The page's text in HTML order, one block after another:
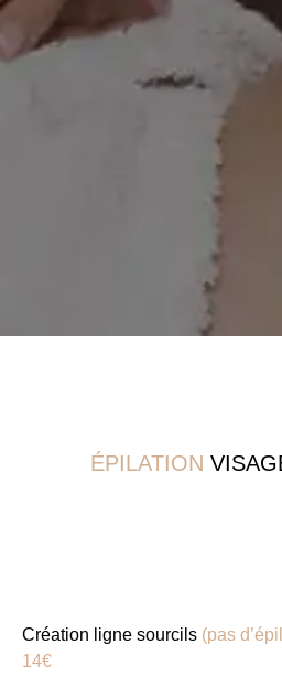
Corps
ÉPILATION
Création ligne sourcils (pas
14€